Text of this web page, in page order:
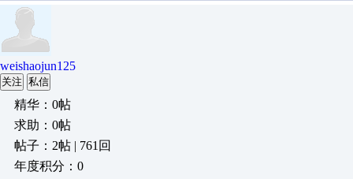
weishaojun125
关注 私信
精华：0帖
求助：0帖
帖子：2帖 | 761回
年度积分：0